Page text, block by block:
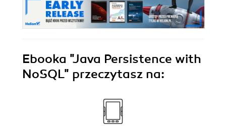
Ebooka "Java Persistence with
NoSQL" przeczytasz na: